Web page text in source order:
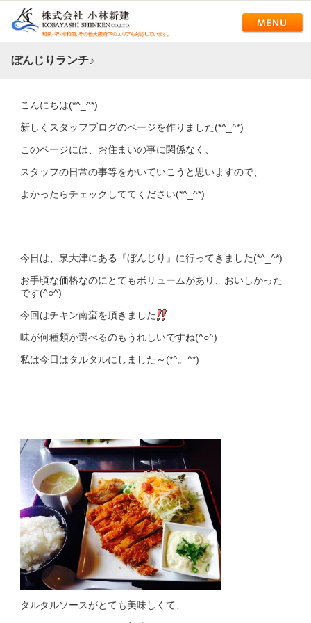
ぼんじりランチ♪
こんにちは(*^_^*)
新しくスタッフブログのページを作りました(*^_^*)
このページには、お住まいの事に関係なく、
スタッフの日常の事等をかいていこうと思いますので、
よかったらチェックしててください(*^_^*)
今日は、泉大津にある『ぼんじり』に行ってきました(*^_^*)
お手頃な価格なのにとてもボリュームがあり、おいしかった
です(^○^)
今回はチキン南蛮を頂きました
味が何種類か選べるのもうれしいですね(^○^)
私は今日はタルタルにしました～(*^。^*)
タルタルソースがとても美味しくて、